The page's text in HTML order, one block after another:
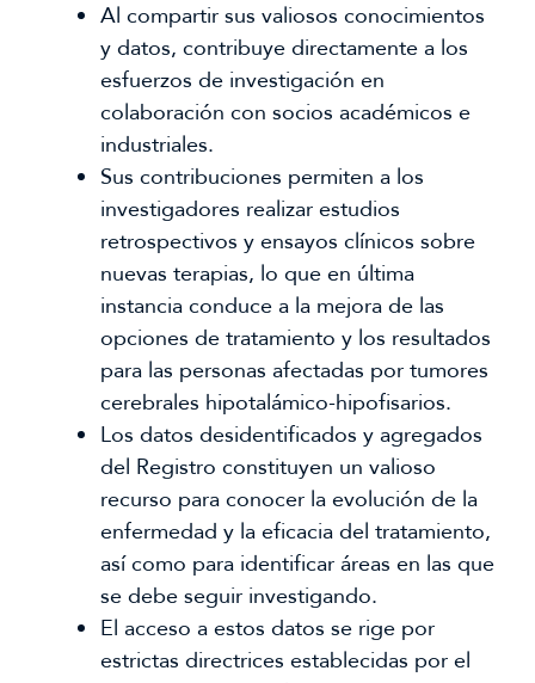
Al compartir sus valiosos conocimientos
y datos, contribuye directamente a los
esfuerzos de investigación en
colaboración con socios académicos e
industriales.
Sus contribuciones permiten a los
investigadores realizar estudios
retrospectivos y ensayos clínicos sobre
nuevas terapias, lo que en última
instancia conduce a la mejora de las
opciones de tratamiento y los resultados
para las personas afectadas por tumores
cerebrales hipotalámico-hipofisarios.
Los datos desidentificados y agregados
del Registro constituyen un valioso
recurso para conocer la evolución de la
enfermedad y la eficacia del tratamiento,
así como para identificar áreas en las que
se debe seguir investigando.
El acceso a estos datos se rige por
estrictas directrices establecidas por el